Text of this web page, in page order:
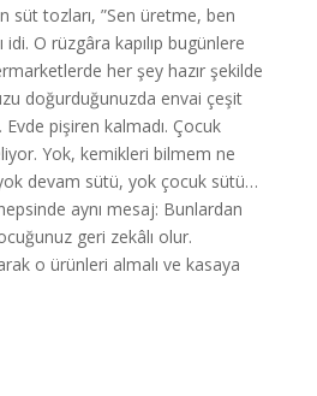
süt tozları, ”Sen üretme, ben
idi. O rüzgâra kapılıp bugünlere
her şey hazır şekilde
doğurduğunuzda envai çeşit
pişiren kalmadı. Çocuk
Yok, kemikleri bilmem ne
devam sütü, yok çocuk sütü…
aynı mesaj: Bunlardan
geri zekâlı olur.
o ürünleri almalı ve kasaya